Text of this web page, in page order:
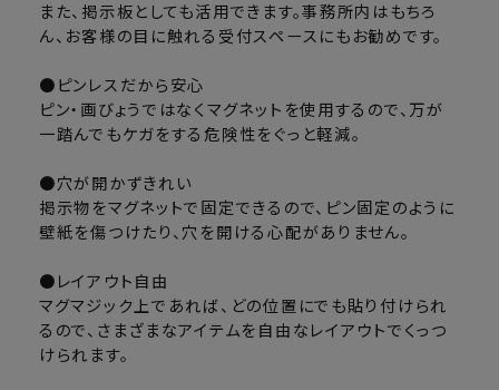
また、掲示板としても活用できます。事務所内はもちろ
ん、お客様の目に触れる受付スペースにもお勧めです。
●ピンレスだから安心
ピン・画びょうではなくマグネットを使用するので、万が
一踏んでもケガをする危険性をぐっと軽減。
●穴が開かずきれい
掲示物をマグネットで固定できるので、ピン固定のように
壁紙を傷つけたり、穴を開ける心配がありません。
●レイアウト自由
マグマジック上であれば、どの位置にでも貼り付けられ
るので、さまざまなアイテムを自由なレイアウトでくっつ
けられます。